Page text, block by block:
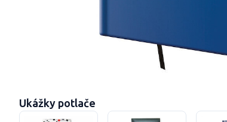
Ukážky potlače